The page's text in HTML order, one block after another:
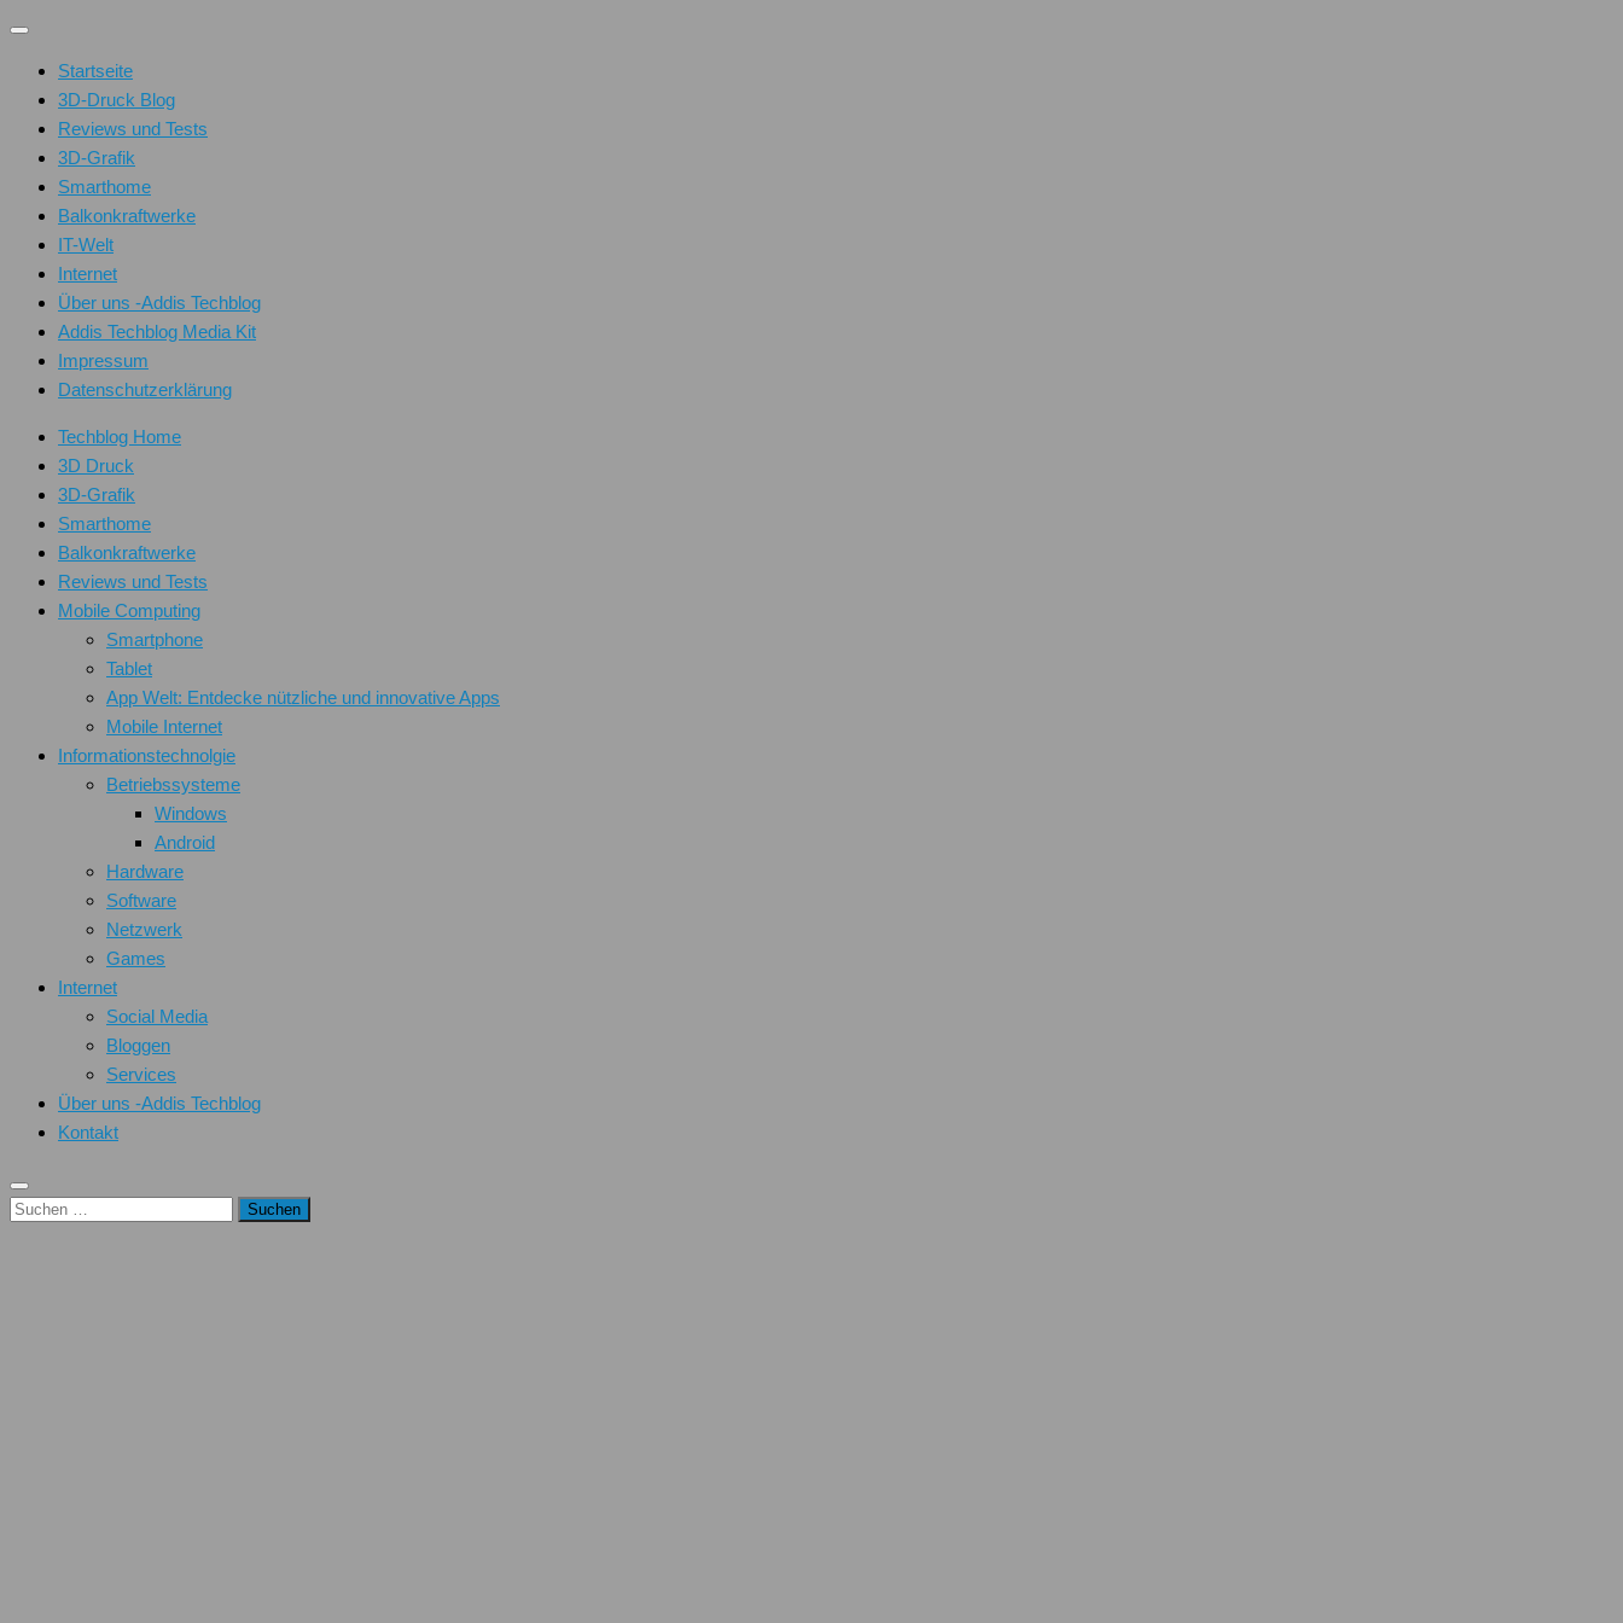
Unter
Inhalt
Startseite
3D-Druck Blog
Reviews und Tests
3D-Grafik
Smarthome
Balkonkraftwerke
IT-Welt
Internet
Über uns -Addis Techblog
Addis Techblog Media Kit
Impressum
Datenschutzerklärung
Techblog Home
3D Druck
3D-Grafik
Smarthome
Balkonkraftwerke
Reviews und Tests
Mobile Computing
Smartphone
Tablet
App Welt: Entdecke nützliche und innovative Apps
Mobile Internet
Informationstechnolgie
Betriebssysteme
Windows
Android
Hardware
Software
Netzwerk
Games
Internet
Social Media
Bloggen
Services
Über uns -Addis Techblog
Kontakt
Suchen